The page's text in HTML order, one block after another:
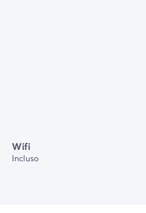
Wifi
Incluso